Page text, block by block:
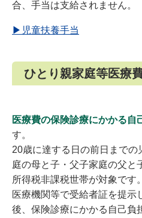
合、手当は支給されません。
▶児童扶養手当
ひとり親家庭等医療
医療費の保険診療にかかる自
す。
20歳に達する日の前日まで
庭の母と子・父子家庭の父と
所得税非課税世帯が対象です。
医療機関等で受給者証を提示
後、保険診療にかかる自己負